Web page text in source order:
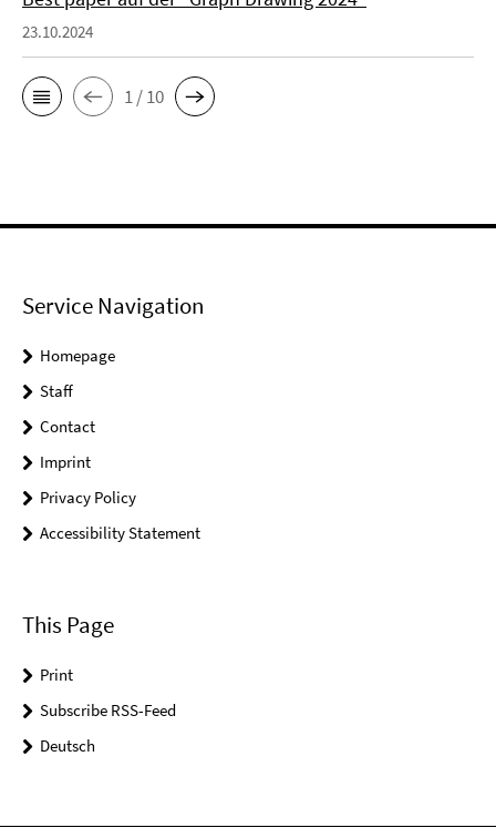
23.10.2024
1 / 10
Service Navigation
Homepage
Staff
Contact
Imprint
Privacy Policy
Accessibility Statement
This Page
Print
Subscribe RSS-Feed
Deutsch